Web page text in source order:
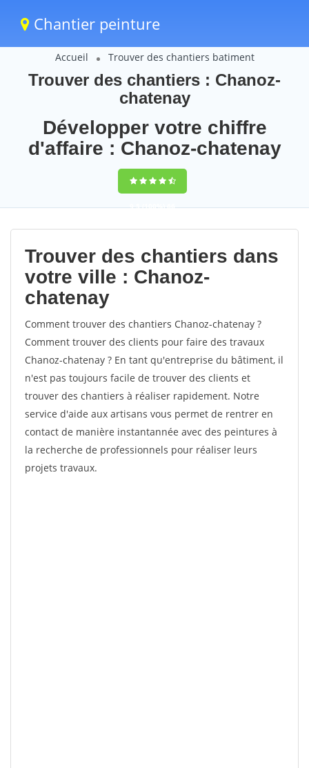
Chantier peinture
Accueil Trouver des chantiers batiment
Trouver des chantiers : Chanoz-
chatenay
Développer votre chiffre
d'affaire : Chanoz-chatenay
9,5(100%)66
votes
Trouver des chantiers dans
votre ville : Chanoz-
chatenay
Comment trouver des chantiers Chanoz-chatenay ?
Comment trouver des clients pour faire des travaux
Chanoz-chatenay ? En tant qu'entreprise du bâtiment, il
n'est pas toujours facile de trouver des clients et
trouver des chantiers à réaliser rapidement. Notre
service d'aide aux artisans vous permet de rentrer en
contact de manière instantannée avec des peintures à
la recherche de professionnels pour réaliser leurs
projets travaux.